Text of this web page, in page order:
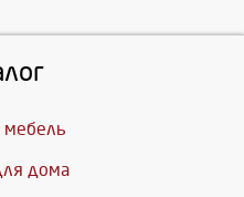
мебель
дома